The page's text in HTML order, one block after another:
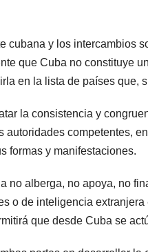
cubana y los intercambios
que Cuba no constituye
en la lista de países que,
la consistencia y
competentes,
formas y manifestaciones.
no alberga, no apoya, no
o de inteligencia
que desde Cuba se